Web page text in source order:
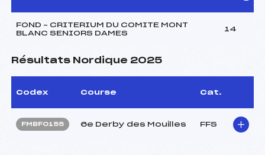
FOND – CRITERIUM DU COMITE MONT
BLANC SENIORS DAMES
14
Résultats Nordique 2025
Codex Course Cat.
FMBF0155 6e Derby des Mouilles FFS